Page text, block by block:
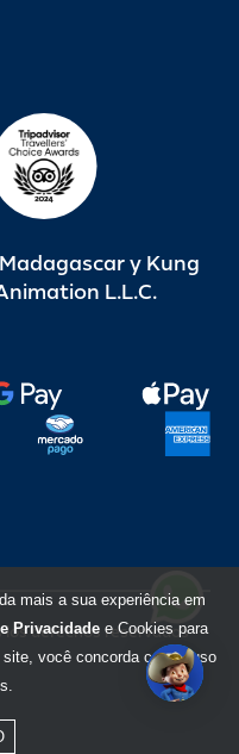
y Kung
L.L.C.
los derechos reservados
mais a sua experiência em
Privacidade e Cookies para
você concorda com o uso